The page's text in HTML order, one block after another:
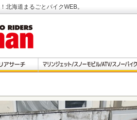
北海道まるごとバイクWEB。